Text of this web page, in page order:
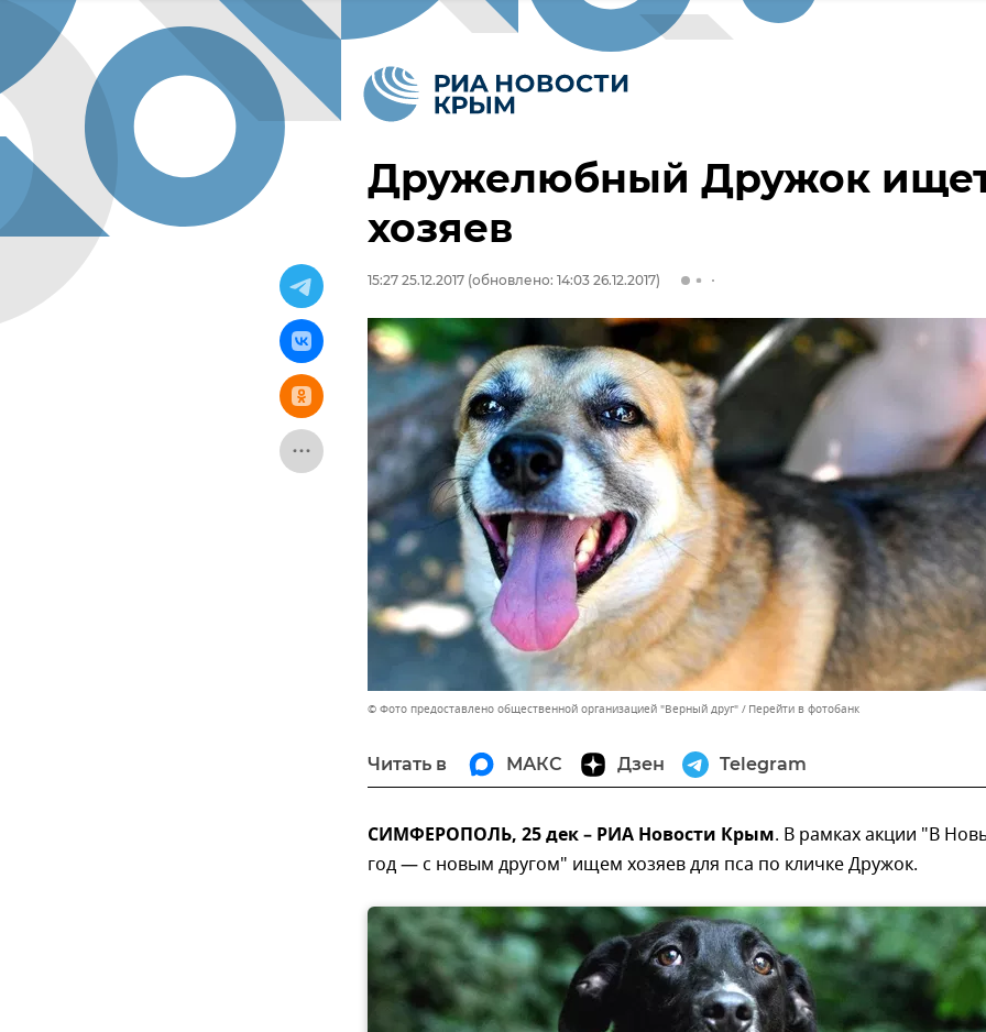
Дружелюбный Дружок
хозяев
15:27 25.12.2017 (обновлено: 14:03 26.12.2017)
© Фото предоставлено общественной организацией "Верный друг" Перейти в фотобанк
Читать в МАКС Дзен Telegram
СИМФЕРОПОЛЬ, 25 дек – РИА Новости Крым. В рамках акции "В
год — с новым другом" ищем хозяев для пса по кличке Дружок.